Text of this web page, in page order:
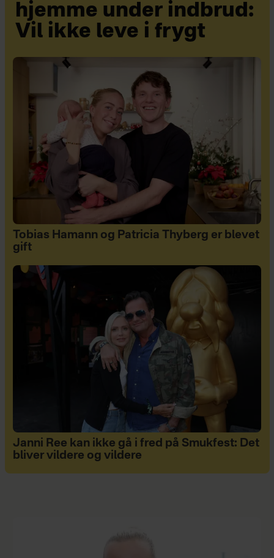
hjemme under indbrud:
Vil ikke leve i frygt
Tobias Hamann og Patricia Thyberg er blevet
gift
Janni Ree kan ikke gå i fred på Smukfest: Det
bliver vildere og vildere